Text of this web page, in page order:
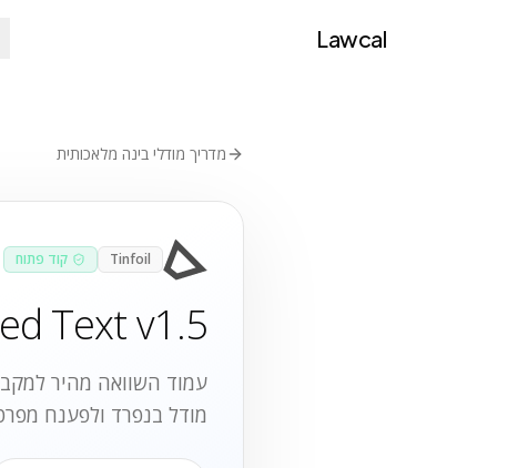
Lawcal
מדריך מודלי בינה מלאכותית
Tinfoil קוד פתוח
Text v1.5
עמוד השוואה מהיר
מודל בנפרד ולפענח